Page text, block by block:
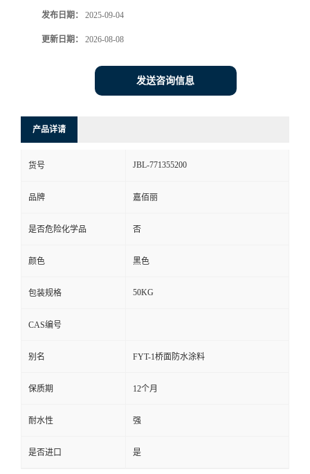
发布日期： 2025-09-04
更新日期： 2026-08-08
发送咨询信息
产品详请
货号 JBL-771355200
品牌 嘉佰丽
是否危险化学品 否
颜色 黑色
包装规格 50KG
CAS编号
别名 FYT-1桥面防水涂料
保质期 12个月
耐水性 强
是否进口 是